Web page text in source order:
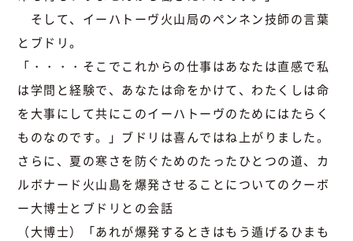
そして、イーハトーヴ火山局のペンネン技師の言葉
とブドリ。
「・・・・そこでこれからの仕事はあなたは直感で私
は学問と経験で、あなたは命をかけて、わたくしは命
を大事にして共にこのイーハトーヴのためにはたらく
ものなのです。」ブドリは喜んではね上がりました。
さらに、夏の寒さを防ぐためのたったひとつの道、カ
ルボナード火山島を爆発させることについてのクーボ
ー大博士とブドリとの会話
（大博士）「あれが爆発するときはもう遁げるひまも